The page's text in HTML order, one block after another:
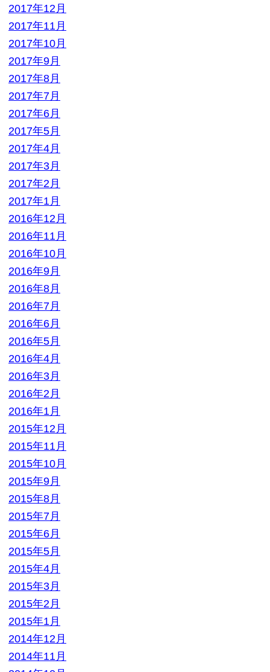
2017年4月
2017年3月
2017年2月
2017年1月
2016年11月
2016年10月
2016年9月
2016年8月
2016年7月
2016年6月
2016年4月
2016年3月
2016年2月
2016年1月
2015年12月
2015年11月
2015年9月
2015年8月
2015年7月
2015年6月
2015年5月
2015年4月
2015年2月
2015年1月
2014年12月
2014年11月
2014年10月
2014年9月
2014年7月
2014年6月
2014年3月
2014年2月
2014年1月
2013年12月
2013年10月
2013年9月
カテゴリー
BL本
参考書
専門書
教材・教科書
未分類
洋書
漫画
漫画・本